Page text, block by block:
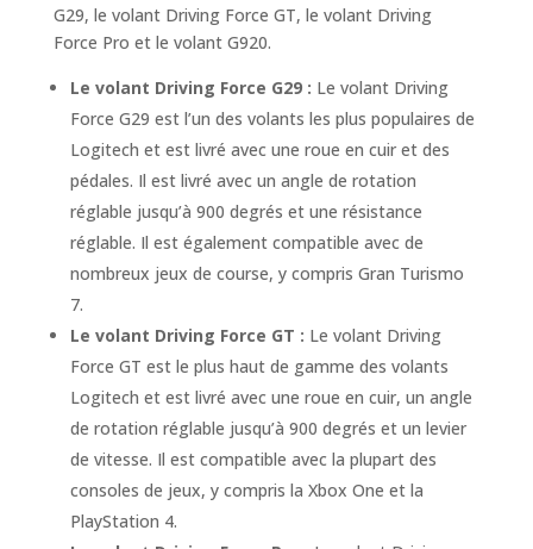
G29, le volant Driving Force GT, le volant Driving
Force Pro et le volant G920.
Le volant Driving Force G29 : Le volant Driving
Force G29 est l’un des volants les plus populaires de
Logitech et est livré avec une roue en cuir et des
pédales. Il est livré avec un angle de rotation
réglable jusqu’à 900 degrés et une résistance
réglable. Il est également compatible avec de
nombreux jeux de course, y compris Gran Turismo
7.
Le volant Driving Force GT : Le volant Driving
Force GT est le plus haut de gamme des volants
Logitech et est livré avec une roue en cuir, un angle
de rotation réglable jusqu’à 900 degrés et un levier
de vitesse. Il est compatible avec la plupart des
consoles de jeux, y compris la Xbox One et la
PlayStation 4.